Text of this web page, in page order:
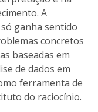
A
ganha sentido
concretos
baseadas em
de dados em
ferramenta de
do raciocínio.